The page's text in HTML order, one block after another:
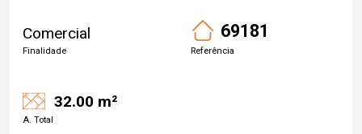
Comercial
Finalidade
69181
Referência
32.00 m²
A. Total